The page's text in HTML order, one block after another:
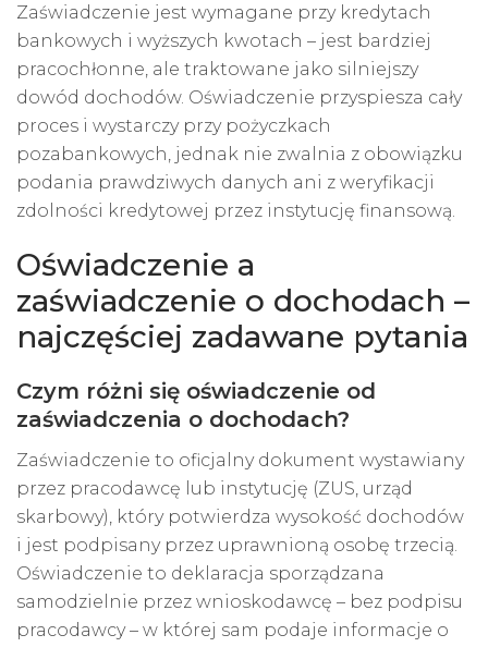
Zaświadczenie jest wymagane przy kredytach
bankowych i wyższych kwotach – jest bardziej
pracochłonne, ale traktowane jako silniejszy
dowód dochodów. Oświadczenie przyspiesza cały
proces i wystarczy przy pożyczkach
pozabankowych, jednak nie zwalnia z obowiązku
podania prawdziwych danych ani z weryfikacji
zdolności kredytowej przez instytucję finansową.
Oświadczenie a
zaświadczenie o dochodach –
najczęściej zadawane pytania
Czym różni się oświadczenie od
zaświadczenia o dochodach?
Zaświadczenie to oficjalny dokument wystawiany
przez pracodawcę lub instytucję (ZUS, urząd
skarbowy), który potwierdza wysokość dochodów
i jest podpisany przez uprawnioną osobę trzecią.
Oświadczenie to deklaracja sporządzana
samodzielnie przez wnioskodawcę – bez podpisu
pracodawcy – w której sam podaje informacje o